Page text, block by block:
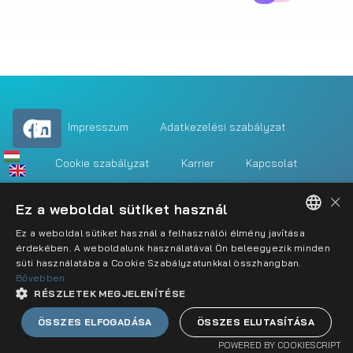
Impresszum Adatkezelési szabályzat
Cookie szabályzat Karrier Kapcsolat
HUNGARIAN
ENGLISH
×
Ez a weboldal sütiket használ
Ez a weboldal sütiket használ a felhasználói élmény javítása
érdekében. A weboldalunk használatával Ön beleegyezik minden
süti használatába a Cookie Szabályzatunkkal összhangban.
Bővebben
RÉSZLETEK MEGJELENÍTÉSE
ÖSSZES ELFOGADÁSA ÖSSZES ELUTASÍTÁSA
POWERED BY COOKIESCRIPT